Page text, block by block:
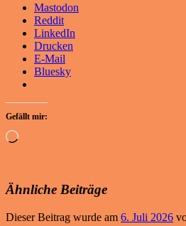
Mastodon
Reddit
LinkedIn
Drucken
E-Mail
Bluesky
Gefällt mir:
Wird
Ähnliche Beiträge
Dieser Beitrag wurde am 6. Juli 2026